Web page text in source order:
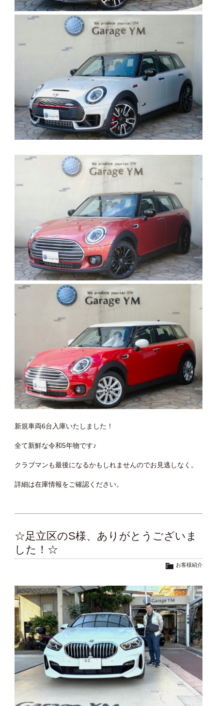
新規車両6台入庫いたしました！
全て新鮮な令和5年物です♪
クラブマンも最後になるかもしれませんのでお見逃しなく。
詳細は在庫情報をご確認ください。
☆足立区のS様、ありがとうございま
した！☆
お客様紹介